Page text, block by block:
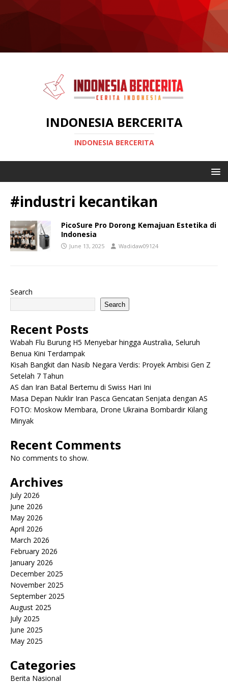
INDONESIA BERCERITA
INDONESIA BERCERITA
#industri kecantikan
PicoSure Pro Dorong Kemajuan Estetika di
Indonesia
June 13, 2025 Wadidaw09124
Search
Search
Recent Posts
Wabah Flu Burung H5 Menyebar hingga Australia, Seluruh
Benua Kini Terdampak
Kisah Bangkit dan Nasib Negara Verdis: Proyek Ambisi Gen Z
Setelah 7 Tahun
AS dan Iran Batal Bertemu di Swiss Hari Ini
Masa Depan Nuklir Iran Pasca Gencatan Senjata dengan AS
FOTO: Moskow Membara, Drone Ukraina Bombardir Kilang
Minyak
Recent Comments
No comments to show.
Archives
July 2026
June 2026
May 2026
April 2026
March 2026
February 2026
January 2026
December 2025
November 2025
September 2025
August 2025
July 2025
June 2025
May 2025
Categories
Berita Nasional